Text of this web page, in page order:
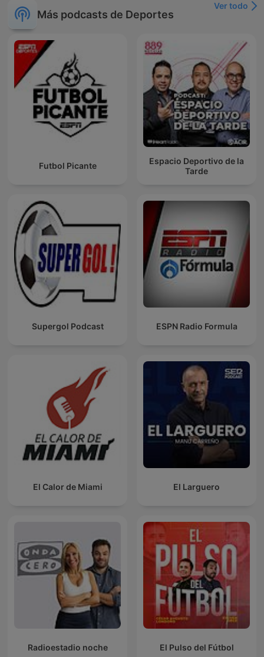
Más podcasts de Deportes
Ver todo
Futbol Picante
Espacio Deportivo de la
Tarde
Supergol Podcast ESPN Radio Formula
El Calor de Miami El Larguero
Radioestadio noche El Pulso del Fútbol